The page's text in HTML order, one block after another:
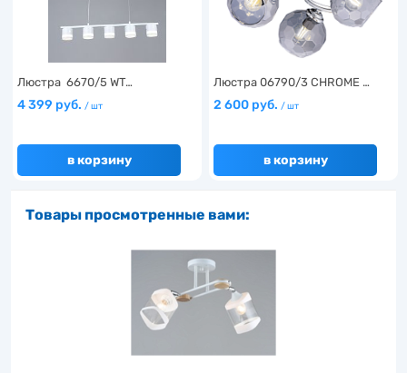
Люстра 6670/5 WT…
4 399 руб. / шт
в корзину
Люстра 06790/3 CHROME …
2 600 руб. / шт
в корзину
Товары просмотренные вами: